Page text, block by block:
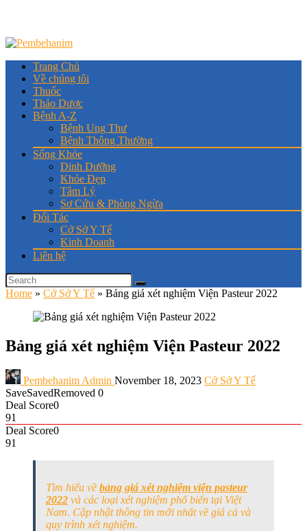
Trang Chủ
Về chúng tôi
Thuốc
Thảo Dược
Bệnh A-Z
Bệnh Ung Thư
Bệnh Thông Thường
Sống Khỏe
Dinh Dưỡng
Khỏe Đẹp
Tâm Lý
Sơ Cứu & Phòng Ngừa
Đối Tác
Cở Sở Y Tế
Kinh Doanh
Liên hệ
Home » Cở Sở Y Tế » Bảng giá xét nghiệm Viện Pasteur 2022
Bảng giá xét nghiệm Viện Pasteur 2022
Pembehanim Admin November 18, 2023 Cở Sở Y Tế
SaveSavedRemoved 0
Deal Score0
91
Deal Score0
91
Tìm hiểu về bảng giá xét nghiệm viện pasteur
2022 và các loại xét nghiệm phổ biến tại Việt
Nam. Cập nhật thông tin mới nhất về giá cả và
quy trình xét nghiệm.